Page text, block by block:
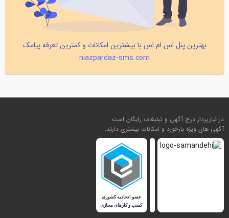
بهترین پنل اس ام اس با بیشترین امکانات و کمترین تعرفه پیامک
niazpardaz-sms.com
در نیازپرداز درج آگهی و تبلیغات رایگان است
آگهی های ویژه بازخورد و امکانات بیشتری دارند.